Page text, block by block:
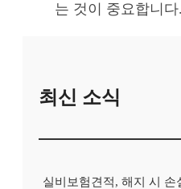
는 것이 중요합니다.
최신 소식
실비보험견적, 해지 시 손